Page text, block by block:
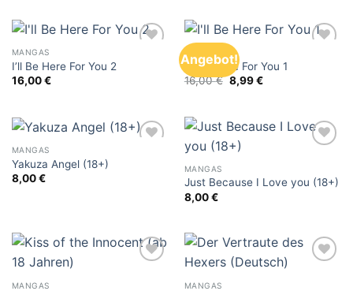
MANGAS
I’ll Be Here For You 2
16,00€
Angebot!
I’ll Be Here For You 1
16,00€ Ursprünglicher
Preis
8,99€Aktueller
MANGAS
Yakuza Angel (18+)
8,00€
MANGAS
Just Because I Love you (18+)
8,00€
MANGAS MANGAS